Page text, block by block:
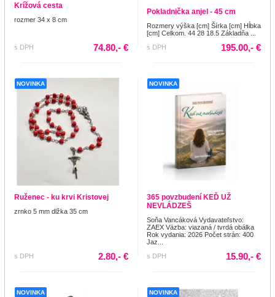
Krížová cesta
rozmer 34 x 8 cm
s DPH 74.80,- €
Pokladnička anjel - 45 cm
Rozmery výška [cm] Šírka [cm] Hĺbka
[cm] Celkom. 44 28 18.5 Základňa ...
s DPH
195.00,- €
NOVINKA
Ruženec - ku krvi Kristovej
zrnko 5 mm dlžka 35 cm
s DPH 2.80,- €
NOVINKA
365 povzbudení KEĎ UŽ
NEVLÁDZEŠ
Soňa Vancáková Vydavateľstvo:
ZAEX Väzba: viazaná / tvrdá obálka
Rok vydania: 2026 Počet strán: 400
Jaz...
s DPH
15.90,- €
NOVINKA NOVINKA